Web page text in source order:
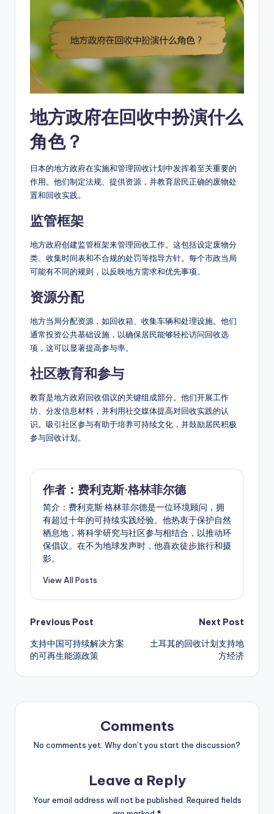
地方政府在回收中扮演什么
角色？
日本的地方政府在实施和管理回收计划中发挥着至关重要的
作用。他们制定法规、提供资源，并教育居民正确的废物处
置和回收实践。
监管框架
地方政府创建监管框架来管理回收工作。这包括设定废物分
类、收集时间表和不合规的处罚等指导方针。每个市政当局
可能有不同的规则，以反映地方需求和优先事项。
资源分配
地方当局分配资源，如回收箱、收集车辆和处理设施。他们
通常投资公共基础设施，以确保居民能够轻松访问回收选
项，这可以显著提高参与率。
社区教育和参与
教育是地方政府回收倡议的关键组成部分。他们开展工作
坊、分发信息材料，并利用社交媒体提高对回收实践的认
识。吸引社区参与有助于培养可持续文化，并鼓励居民积极
参与回收计划。
作者：费利克斯·格林菲尔德
简介：费利克斯·格林菲尔德是一位环境顾问，拥
有超过十年的可持续实践经验。他热衷于保护自然
栖息地，将科学研究与社区参与相结合，以推动环
保倡议。在不为地球发声时，他喜欢徒步旅行和摄
影。
View All Posts
Post
navigation
Previous Post
支持中国可持续解决方案
的可再生能源政策
Next Post
土耳其的回收计划支持地
方经济
Comments
No comments yet. Why don’t you start the discussion?
Leave a Reply
Your email address will not be published. Required fields